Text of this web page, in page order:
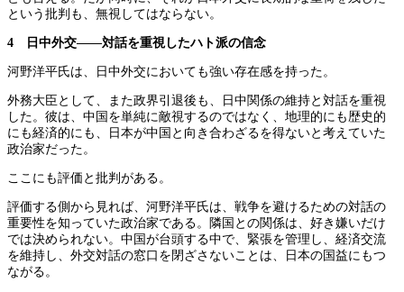
という批判も、無視してはならない。
4 日中外交――対話を重視したハト派の信念
河野洋平氏は、日中外交においても強い存在感を持った。
外務大臣として、また政界引退後も、日中関係の維持と対話を重視
した。彼は、中国を単純に敵視するのではなく、地理的にも歴史的
にも経済的にも、日本が中国と向き合わざるを得ないと考えていた
政治家だった。
ここにも評価と批判がある。
評価する側から見れば、河野洋平氏は、戦争を避けるための対話の
重要性を知っていた政治家である。隣国との関係は、好き嫌いだけ
では決められない。中国が台頭する中で、緊張を管理し、経済交流
を維持し、外交対話の窓口を閉ざさないことは、日本の国益にもつ
ながる。